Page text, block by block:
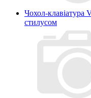
Чохол-клавіатура
стилусом